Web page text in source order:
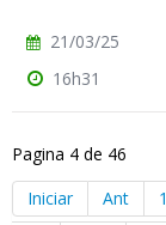
21/03/25
16h31
Pagina 4 de 46
Iniciar
Ant 1